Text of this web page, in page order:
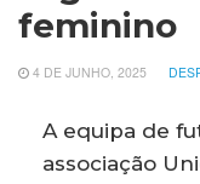
feminino
4 DE JUNHO, 2025
A equipa de
associação